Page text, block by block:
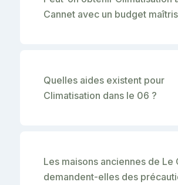
Cannet avec un budget
Quelles aides existent pour
Climatisation dans le 06 ?
Les maisons anciennes de Le
demandent-elles des